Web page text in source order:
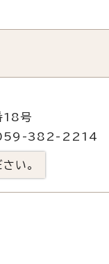
18号
059-382-2214
い。